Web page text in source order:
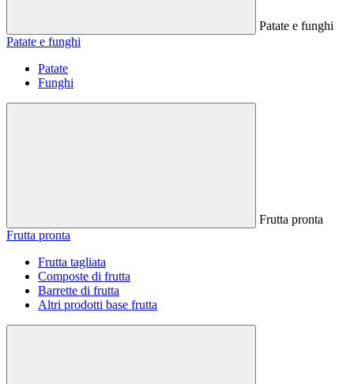
Patate e funghi
Patate e funghi
Patate
Funghi
Frutta pronta
Frutta pronta
Frutta tagliata
Composte di frutta
Barrette di frutta
Altri prodotti base frutta